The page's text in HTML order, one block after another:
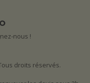
nous !
droits réservés.